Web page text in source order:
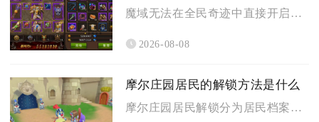
魔域无法在全民奇迹中直接开启，二者属于完全独立运营的两款不同...
2026-08-08
摩尔庄园居民的解锁方法是什么
摩尔庄园居民解锁分为居民档案图鉴点亮与家园来访解锁两大核心途...